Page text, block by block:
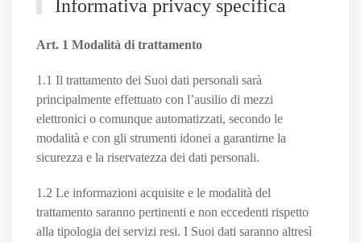
Informativa privacy specifica
Art. 1 Modalità di trattamento
1.1 Il trattamento dei Suoi dati personali sarà
principalmente effettuato con l’ausilio di mezzi
elettronici o comunque automatizzati, secondo le
modalità e con gli strumenti idonei a garantirne la
sicurezza e la riservatezza dei dati personali.
1.2 Le informazioni acquisite e le modalità del
trattamento saranno pertinenti e non eccedenti rispetto
alla tipologia dei servizi resi. I Suoi dati saranno altresì